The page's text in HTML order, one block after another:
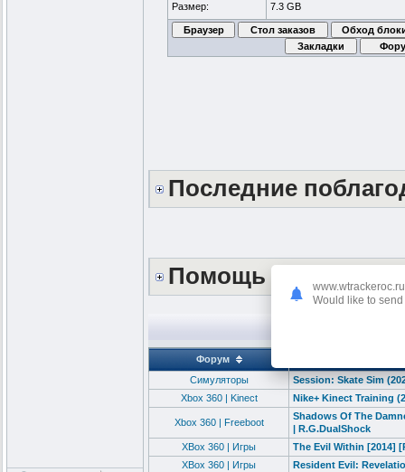
Размер: 7.3 GB
Последние
Помощь сайту
Форум
Cимуляторы
Session: Skate Sim
Xbox 360 | Kinect
Nike+ Kinect Training
Xbox 360 | Freeboot
Shadows Of The
| R.G.DualShock
XBox 360 | Игры
The Evil Within [2014]
XBox 360 | Игры
Resident Evil:
www.wtrackeroc.ru
Would like to